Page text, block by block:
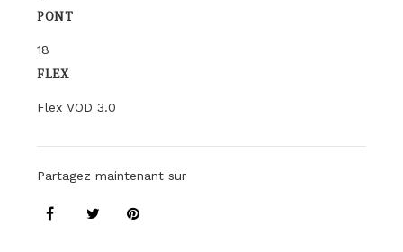
PONT
18
FLEX
Flex VOD 3.0
Partagez maintenant sur